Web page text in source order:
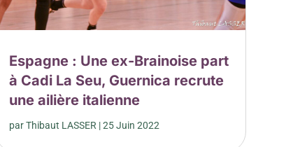
Espagne : Une ex-Brainoise part
à Cadi La Seu, Guernica recrute
une ailière italienne
parThibaut LASSER|25 Juin 2022